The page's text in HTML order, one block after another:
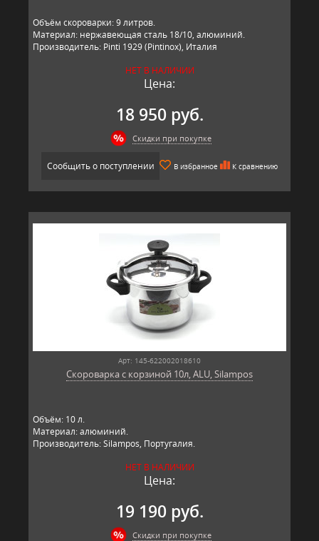
Объём скороварки: 9 литров.
Материал: нержавеющая сталь 18/10, алюминий.
Производитель: Pinti 1929 (Pintinox), Италия
НЕТ В НАЛИЧИИ
Цена:
18 950 руб.
Скидки при покупке
Сообщить о поступлении В избранное К сравнению
Арт: 145-622002018610
Скороварка с корзиной 10л, ALU, Silampos
Объём: 10 л.
Материал: алюминий.
Производитель: Silampos, Португалия.
НЕТ В НАЛИЧИИ
Цена:
19 190 руб.
Скидки при покупке